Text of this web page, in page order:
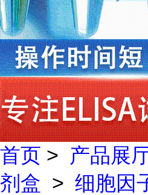
首页 > 产品展
剂盒 > 细胞因